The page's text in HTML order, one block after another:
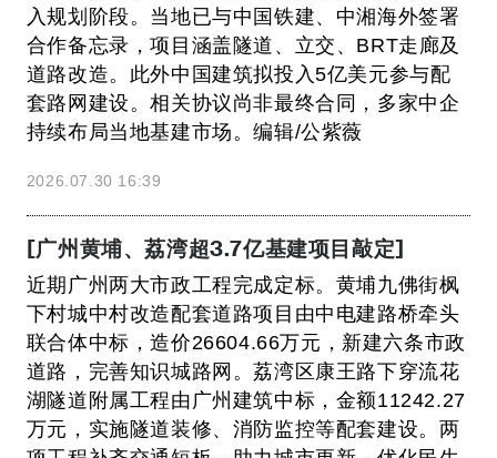
入规划阶段。当地已与中国铁建、中湘海外签署
合作备忘录，项目涵盖隧道、立交、BRT走廊及
道路改造。此外中国建筑拟投入5亿美元参与配
套路网建设。相关协议尚非最终合同，多家中企
持续布局当地基建市场。编辑/公紫薇
2026.07.30 16:39
[广州黄埔、荔湾超3.7亿基建项目敲定]
近期广州两大市政工程完成定标。黄埔九佛街枫
下村城中村改造配套道路项目由中电建路桥牵头
联合体中标，造价26604.66万元，新建六条市政
道路，完善知识城路网。荔湾区康王路下穿流花
湖隧道附属工程由广州建筑中标，金额11242.27
万元，实施隧道装修、消防监控等配套建设。两